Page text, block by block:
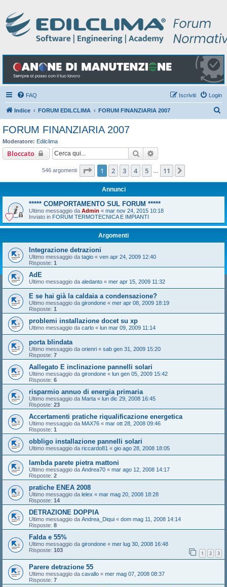
FAQ Login
Iscriviti
Indice FORUM EDILCLIMA FORUM FINANZIARIA 2007
FORUM FINANZIARIA 2007
Moderatore: Edilclima
Bloccato Cerca
546 argomenti Pagina di 11
1 2 3 4 5 11
Annunci
***** COMPORTAMENTO SUL FORUM *****
Ultimo messaggio da Admin « mar nov 24, 2015 10:18
Inviato in FORUM TERMOTECNICA E IMPIANTI
Argomenti
Integrazione detrazioni
Ultimo messaggio da tagio « ven apr 24, 2009 12:40
Risposte: 1
AdE
Ultimo messaggio da aledanto « mer apr 15, 2009 11:32
E se hai già la caldaia a condensazione?
Ultimo messaggio da girondone « mer apr 08, 2009 18:19
Risposte: 1
problemi installazione docet su xp
Ultimo messaggio da carlo « lun mar 09, 2009 11:14
porta blindata
Ultimo messaggio da orienri « sab gen 31, 2009 15:20
Risposte: 7
Aallegato E inclinazione pannelli solari
Ultimo messaggio da girondone « lun gen 05, 2009 15:42
Risposte: 6
risparmio annuo di energia primaria
Ultimo messaggio da Marta « lun dic 29, 2008 16:45
Risposte: 23
Accertamenti pratiche riqualificazione energetica
Ultimo messaggio da MAX76 « mar ott 28, 2008 09:46
Risposte: 1
obbligo installazione pannelli solari
Ultimo messaggio da riccardo81 « gio ago 28, 2008 18:05
lambda parete pietra mattoni
Ultimo messaggio da Andrea70 « mar ago 12, 2008 14:17
Risposte: 2
pratiche ENEA 2008
Ultimo messaggio da lelex « mar mag 20, 2008 18:28
Risposte: 14
DETRAZIONE DOPPIA
Ultimo messaggio da Andrea_Diqui « dom mag 11, 2008 14:14
Risposte: 8
Falda e 55%
Ultimo messaggio da girondone « mer lug 30, 2008 16:48
Risposte: 103 1 2 3
Parere detrazione 55
Ultimo messaggio da cavallo « mer mag 07, 2008 08:37
Risposte: 7